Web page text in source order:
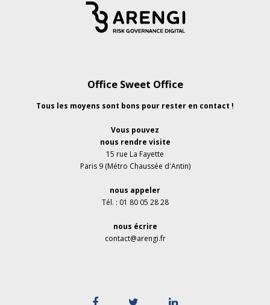
Office Sweet Office
Tous les moyens sont bons pour rester en contact !
Vous pouvez
nous rendre visite
15 rue La Fayette
Paris 9 (Métro Chaussée d'Antin)
nous appeler
Tél. : 01 80 05 28 28
nous écrire
contact@arengi.fr